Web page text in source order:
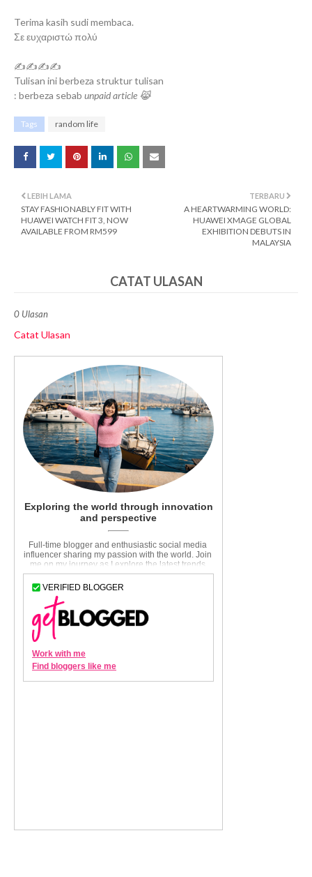
Terima kasih sudi membaca.
Σε ευχαριστώ πολύ
✍✍✍✍
Tulisan ini berbeza struktur tulisan
: berbeza sebab unpaid article 😹
Tags random life
TERBARU
A HEARTWARMING WORLD:
HUAWEI XMAGE GLOBAL
EXHIBITION DEBUTS IN
MALAYSIA
LEBIH LAMA
STAY FASHIONABLY FIT WITH
HUAWEI WATCH FIT 3, NOW
AVAILABLE FROM RM599
CATAT ULASAN
0 Ulasan
Catat Ulasan